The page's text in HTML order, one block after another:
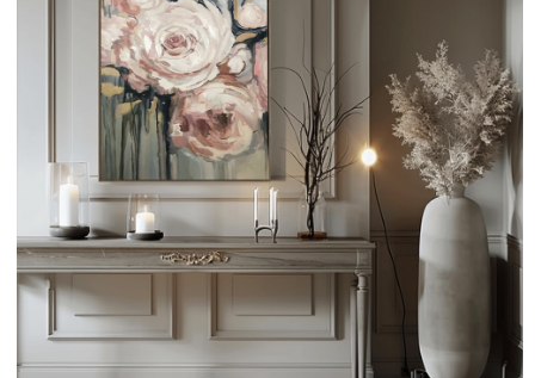
Я ДАЮ СОГЛАСИЕ НА ОБРАБОТКУ
ПЕРСОНАЛЬНЫХ ДАННЫХ И СОГЛАСЕН С
ПОЛИТИКОЙ КОНФИДЕНЦИАЛЬНОСТИ
ДАННЫХ
ОТПРАВИТЬ